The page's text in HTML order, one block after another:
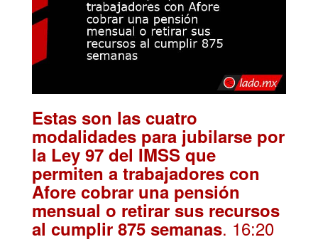
Estas son las cuatro
modalidades para jubilarse por
la Ley 97 del IMSS que
permiten a trabajadores con
Afore cobrar una pensión
mensual o retirar sus recursos
al cumplir 875 semanas. 16:20